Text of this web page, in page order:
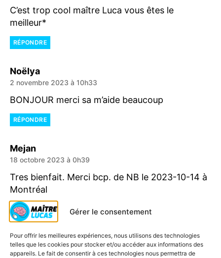
Gérer le consentement
Pour offrir les meilleures expériences, nous utilisons des technologies
telles que les cookies pour stocker et/ou accéder aux informations des
appareils. Le fait de consentir à ces technologies nous permettra de
C’est trop cool maître Luca vous êtes le
meilleur*
RÉPONDRE
Noëlyadit :
2 novembre 2023 à 10h33
BONJOUR merci sa m’aide beaucoup
RÉPONDRE
Mejandit :
18 octobre 2023 à 0h39
Tres bienfait. Merci bcp. de NB le 2023-10-14 à
Montréal
RÉPONDRE
Charlottedit :
11 octobre 2023 à 14h20